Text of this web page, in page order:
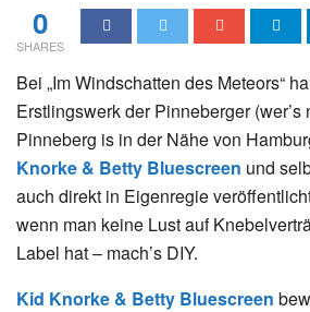
0
SHARES
Bei „Im Windschatten des Meteors“
Erstlingswerk der Pinneberger (wer’s
Pinneberg is in der Nähe von
Knorke & Betty Bluescreen und
auch direkt in Eigenregie
wenn man keine Lust auf
Label hat – mach’s DIY.
Kid Knorke & Betty Bluescreen